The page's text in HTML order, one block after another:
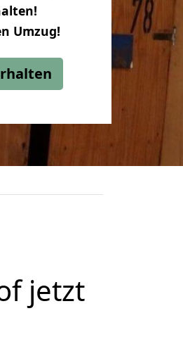
Umzug!
jetzt